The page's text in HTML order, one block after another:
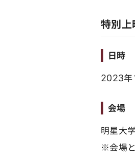
特別上
日時
2023年
会場
明星大
※会場